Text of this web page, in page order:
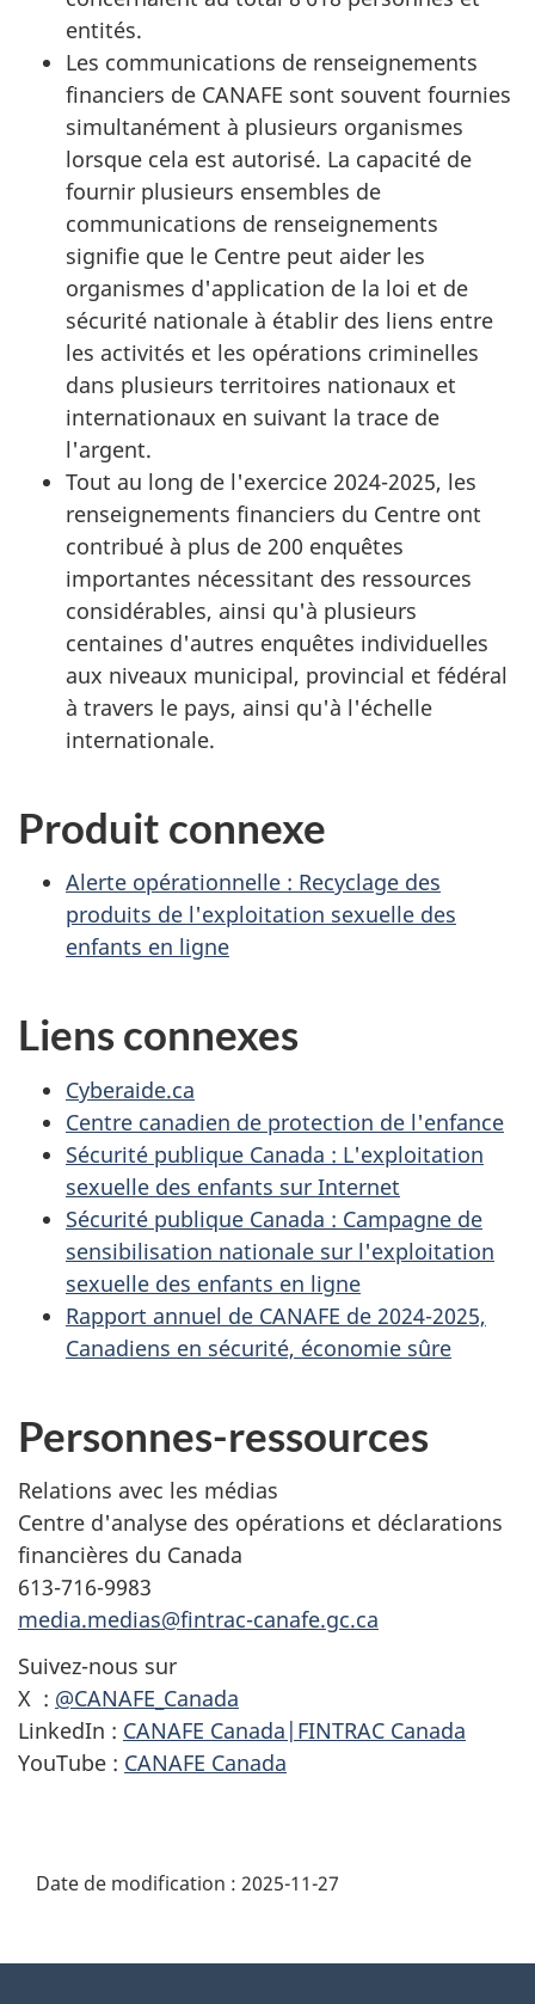
entités.
Les communications de renseignements
financiers de CANAFE sont souvent fournies
simultanément à plusieurs organismes
lorsque cela est autorisé. La capacité de
fournir plusieurs ensembles de
communications de renseignements
signifie que le Centre peut aider les
organismes d'application de la loi et de
sécurité nationale à établir des liens entre
les activités et les opérations criminelles
dans plusieurs territoires nationaux et
internationaux en suivant la trace de
l'argent.
Tout au long de l'exercice 2024-2025, les
renseignements financiers du Centre ont
contribué à plus de 200 enquêtes
importantes nécessitant des ressources
considérables, ainsi qu'à plusieurs
centaines d'autres enquêtes individuelles
aux niveaux municipal, provincial et fédéral
à travers le pays, ainsi qu'à l'échelle
internationale.
Produit connexe
Alerte opérationnelle : Recyclage des
produits de l'exploitation sexuelle des
enfants en ligne
Liens connexes
Cyberaide.ca
Centre canadien de protection de l'enfance
Sécurité publique Canada : L'exploitation
sexuelle des enfants sur Internet
Sécurité publique Canada : Campagne de
sensibilisation nationale sur l'exploitation
sexuelle des enfants en ligne
Rapport annuel de CANAFE de 2024-2025,
Canadiens en sécurité, économie sûre
Personnes-ressources
Relations avec les médias
Centre d'analyse des opérations et déclarations
financières du Canada
613-716-9983
media.medias@fintrac-canafe.gc.ca
Suivez-nous sur
X : @CANAFE_Canada
LinkedIn : CANAFE Canada|FINTRAC Canada
YouTube : CANAFE Canada
Date de modification : 2025-11-27